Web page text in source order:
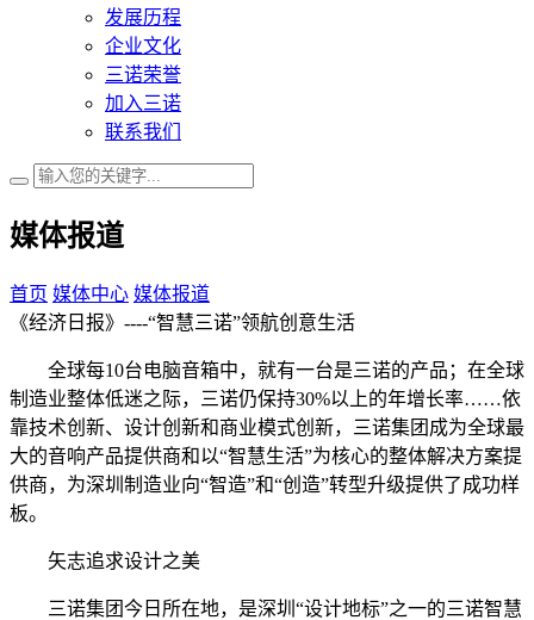
发展历程
企业文化
三诺荣誉
加入三诺
联系我们
媒体报道
首页 媒体中心 媒体报道
《经济日报》----“智慧三诺”领航创意生活
全球每10台电脑音箱中，就有一台是三诺的产品；在全球
制造业整体低迷之际，三诺仍保持30%以上的年增长率……依
靠技术创新、设计创新和商业模式创新，三诺集团成为全球最
大的音响产品提供商和以“智慧生活”为核心的整体解决方案提
供商，为深圳制造业向“智造”和“创造”转型升级提供了成功样
板。
矢志追求设计之美
三诺集团今日所在地，是深圳“设计地标”之一的三诺智慧